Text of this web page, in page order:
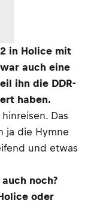
in Holice mit
auch eine
ihn die DDR-
haben.
Das
ja die Hymne
und etwas
noch?
oder